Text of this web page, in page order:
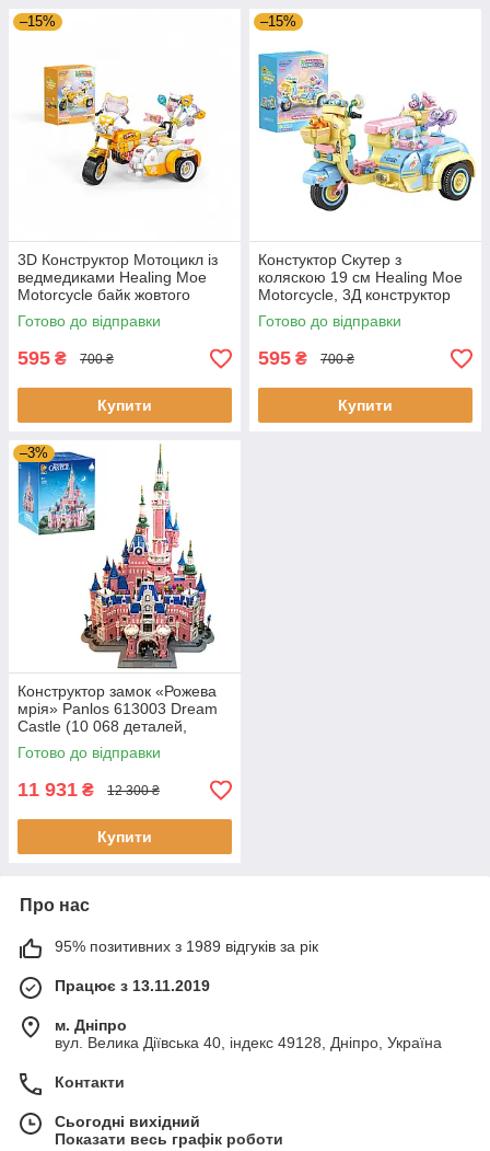
–15%
3D Конструктор Мотоцикл із
ведмедиками Healing Moe
Motorcycle байк жовтого
кольору 19 см
Готово до відправки
595 ₴ 700 ₴
Купити
–15%
Констуктор Скутер з
коляскою 19 см Healing Moe
Motorcycle, 3Д конструктор
мотоцикл байк блакитного
кольору
Готово до відправки
595 ₴ 700 ₴
Купити
–3%
Конструктор замок «Рожева
мрія» Panlos 613003 Dream
Castle (10 068 деталей,
висота 78 см)
Готово до відправки
11 931 ₴ 12 300 ₴
Купити
Про нас
95% позитивних з 1989 відгуків за рік
Працює з 13.11.2019
м. Дніпро
вул. Велика Діївська 40, індекс 49128, Дніпро, Україна
Контакти
Сьогодні вихідний
Показати весь графік роботи